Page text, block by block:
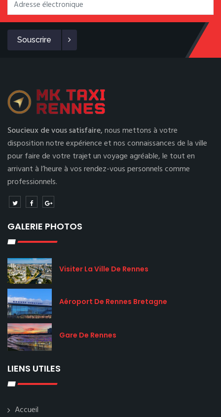
Souscrire
Soucieux de vous satisfaire,nous mettons à votre
disposition notre expérience et nos connaissances de la ville
pour faire de votre trajet un voyage agréable, le tout en
arrivant à l’heure à vos rendez-vous personnels comme
professionnels.
GALERIE PHOTOS
Visiter La Ville De Rennes
Aéroport De Rennes Bretagne
Gare De Rennes
LIENS UTILES
Accueil